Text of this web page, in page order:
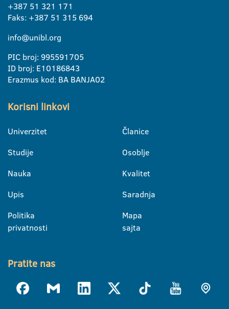
+387 51 321 171
Faks: +387 51 315 694
info@unibl.org
PIC broj: 995591705
ID broj: E10186843
Erazmus kod: BA BANJA02
Korisni linkovi
Univerzitet
Studije
Nauka
Upis
Politika
privatnosti
Članice
Osoblje
Kvalitet
Saradnja
Mapa
sajta
Pratite nas